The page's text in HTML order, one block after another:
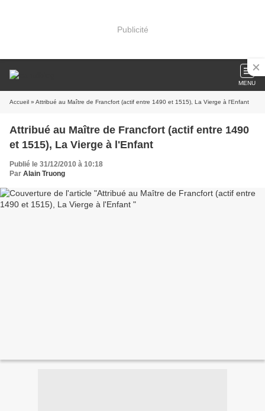
Publicité
MENU
Accueil » Attribué au Maître de Francfort (actif entre 1490 et 1515), La Vierge à l'Enfant
Attribué au Maître de Francfort (actif entre 1490
et 1515), La Vierge à l'Enfant
Publié le 31/12/2010 à 10:18
Par Alain Truong